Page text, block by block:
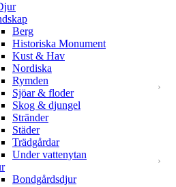
Berg
Historiska Monument
Kust & Hav
Nordiska
Rymden
Sjöar & floder
Skog & djungel
Stränder
Städer
Trädgårdar
Under vattenytan
Bondgårdsdjur